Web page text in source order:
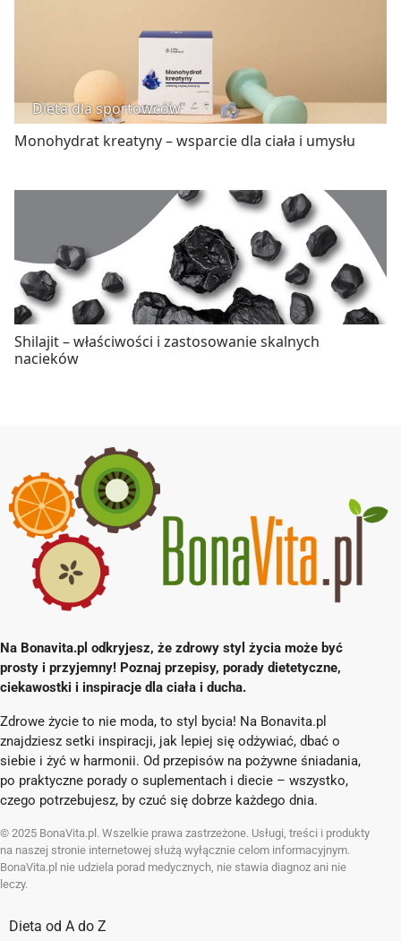
Dieta dla sportowców
Monohydrat kreatyny – wsparcie dla ciała i umysłu
Shilajit – właściwości i zastosowanie skalnych
nacieków
Na Bonavita.pl odkryjesz, że zdrowy styl życia może być
prosty i przyjemny! Poznaj przepisy, porady dietetyczne,
ciekawostki i inspiracje dla ciała i ducha.
Zdrowe życie to nie moda, to styl bycia! Na Bonavita.pl
znajdziesz setki inspiracji, jak lepiej się odżywiać, dbać o
siebie i żyć w harmonii. Od przepisów na pożywne śniadania,
po praktyczne porady o suplementach i diecie – wszystko,
czego potrzebujesz, by czuć się dobrze każdego dnia.
© 2025 BonaVita.pl. Wszelkie prawa zastrzeżone. Usługi, treści i produkty
na naszej stronie internetowej służą wyłącznie celom informacyjnym.
BonaVita.pl nie udziela porad medycznych, nie stawia diagnoz ani nie
leczy.
Dieta od A do Z